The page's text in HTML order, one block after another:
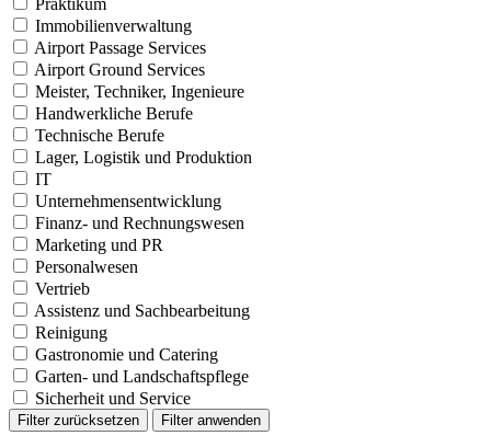
Immobilienverwaltung
Airport Passage Services
Airport Ground Services
Meister, Techniker, Ingenieure
Handwerkliche Berufe
Technische Berufe
Lager, Logistik und Produktion
IT
Unternehmensentwicklung
Finanz- und Rechnungswesen
Marketing und PR
Personalwesen
Vertrieb
Assistenz und Sachbearbeitung
Reinigung
Gastronomie und Catering
Garten- und Landschaftspflege
Sicherheit und Service
Filter zurücksetzen Filter anwenden